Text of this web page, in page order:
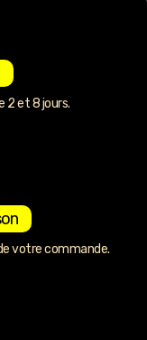
2 et 8 jours.
votre commande.